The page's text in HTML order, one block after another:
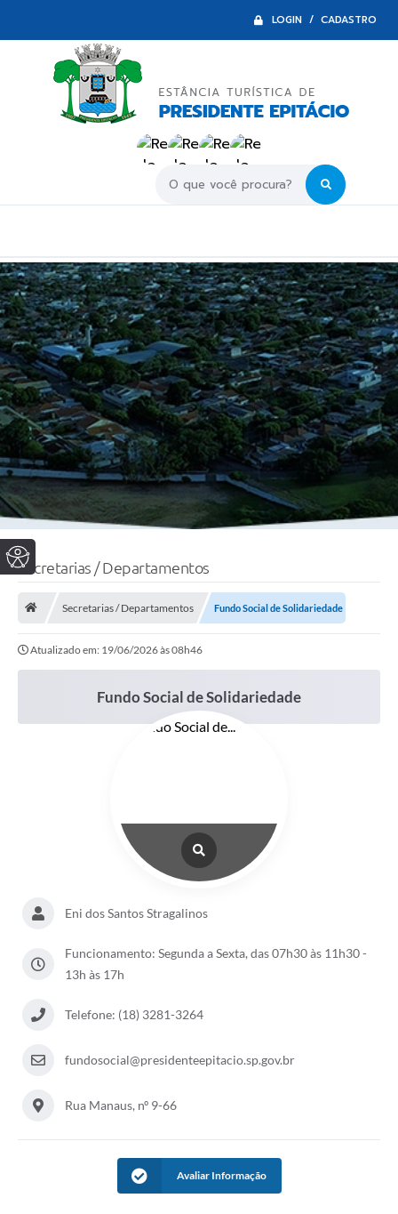
LOGIN / CADASTRO
Secretarias / Departamentos
Secretarias / Departamentos Fundo Social de Solidariedade
Atualizado em: 19/06/2026 às 08h46
Fundo Social de Solidariedade
Eni dos Santos Stragalinos
Funcionamento: Segunda a Sexta, das 07h30 às 11h30 -
13h às 17h
Telefone: (18) 3281-3264
fundosocial@presidenteepitacio.sp.gov.br
Rua Manaus, nº 9-66
Avaliar Informação